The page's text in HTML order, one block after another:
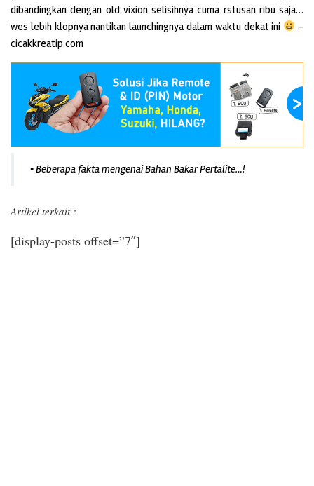
dibandingkan dengan old vixion selisihnya cuma rstusan ribu saja…
wes lebih klopnya nantikan launchingnya dalam waktu dekat ini
–
cicakkreatip.com
▪ Beberapa fakta mengenai Bahan Bakar Pertalite…!
Artikel terkait :
[display-posts offset=”7″]